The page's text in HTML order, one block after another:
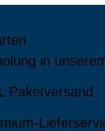
in
Paketversand